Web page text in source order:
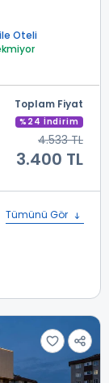
Oteli
Toplam Fiyat
%24 İndirim
4.533 TL
3.400 TL
Tümünü Gör